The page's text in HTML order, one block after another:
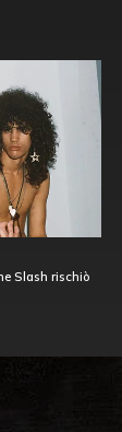
Slash rischiò